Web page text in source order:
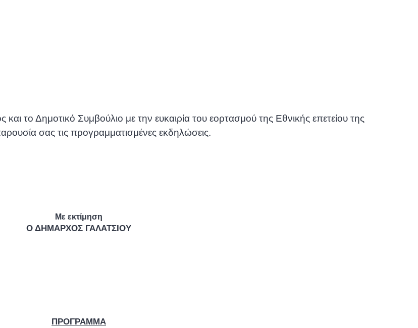
το Δημοτικό Συμβούλιο με την ευκαιρία του εορτασμού της Εθνικής επετείου της
σας τις προγραμματισμένες εκδηλώσεις.
Με εκτίμηση
Ο ΔΗΜΑΡΧΟΣ ΓΑΛΑΤΣΙΟΥ
ΠΡΟΓΡΑΜΜΑ